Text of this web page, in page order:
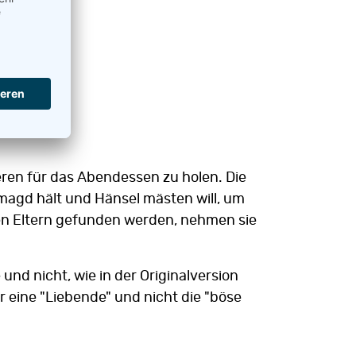
für das Abendessen zu holen. Die
hält und Hänsel mästen will, um
Eltern gefunden werden, nehmen sie
nicht, wie in der Originalversion
eine "Liebende" und nicht die "böse